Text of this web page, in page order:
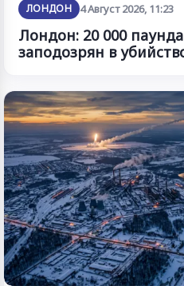
ЛОНДОН 4 Август 2026, 11:23
Лондон: 20 000
заподозрян в